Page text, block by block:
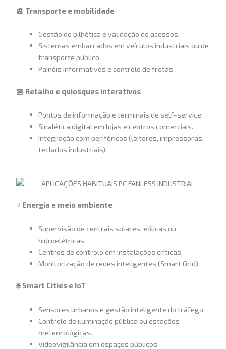
🚉 Transporte e mobilidade
Gestão de bilhética e validação de acessos.
Sistemas embarcados em veículos industriais ou de
transporte público.
Painéis informativos e controlo de frotas.
🏪 Retalho e quiosques interativos
Pontos de informação e terminais de self-service.
Sinalética digital em lojas e centros comerciais.
Integração com periféricos (leitores, impressoras,
teclados industriais).
⚡ Energia e meio ambiente
Supervisão de centrais solares, eólicas ou
hidroelétricas.
Centros de controlo em instalações críticas.
Monitorização de redes inteligentes (Smart Grid).
🌐Smart Cities e IoT
Sensores urbanos e gestão inteligente do tráfego.
Controlo de iluminação pública ou estações
meteorológicas.
Videovigilância em espaços públicos.